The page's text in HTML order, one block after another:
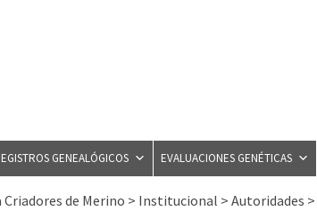
GENEALÓGICOS EVALUACIONES GENÉTICAS
de Merino > Institucional > Autoridades >